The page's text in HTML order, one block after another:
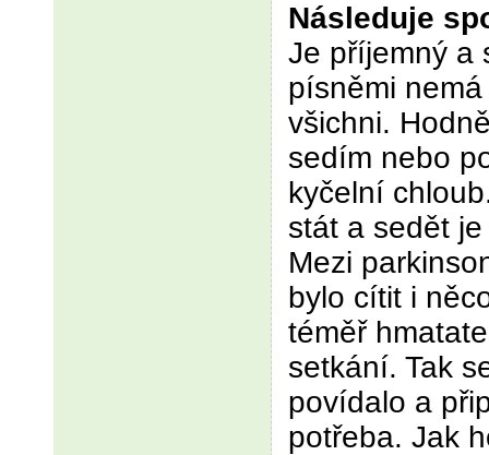
Následuje
Je příjemný a
písněmi
všichni.
sedím nebo
kyčelní
stát a sedět
Mezi
bylo cítit i
téměř
setkání. Tak
povídalo a
potřeba. Jak